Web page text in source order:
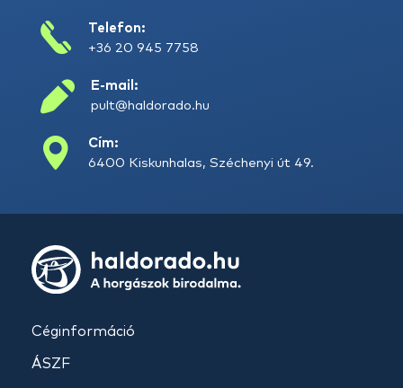
Telefon:
+36 20 945 7758
E-mail:
pult@haldorado.hu
Cím:
6400 Kiskunhalas, Széchenyi út 49.
Céginformáció
ÁSZF